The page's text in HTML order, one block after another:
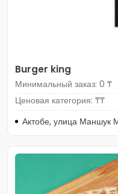
Burger king
Минимальный заказ: 0 ₸
Ценовая категория: ₸₸
Актобе, улица Маншук